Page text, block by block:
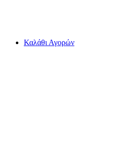
Καλάθι Αγορών